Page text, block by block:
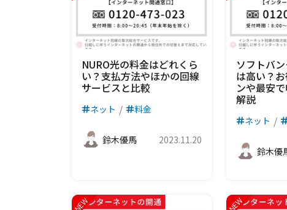
NURO光の料金はどれくら
い？支払方法やほかの回線
サービスと比較
ネット 料金
鈴木優馬 2023.11.20
ソフトバ
は高い？
ンや最安
解説
ネット
鈴木優